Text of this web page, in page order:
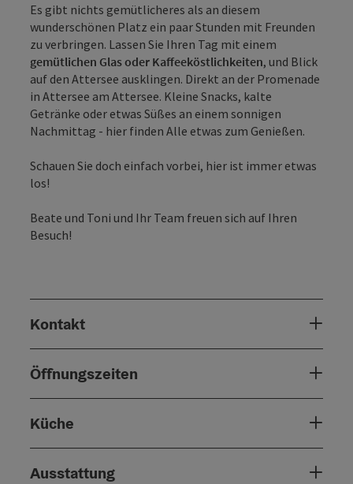
Es gibt nichts gemütlicheres als an diesem
wunderschönen Platz ein paar Stunden mit Freunden
zu verbringen. Lassen Sie Ihren Tag mit einem
gemütlichen Glas oder Kaffeeköstlichkeiten, und Blick
auf den Attersee ausklingen. Direkt an der Promenade
in Attersee am Attersee. Kleine Snacks, kalte
Getränke oder etwas Süßes an einem sonnigen
Nachmittag - hier finden Alle etwas zum Genießen.
Schauen Sie doch einfach vorbei, hier ist immer etwas
los!
Beate und Toni und Ihr Team freuen sich auf Ihren
Besuch!
Kontakt
Öffnungszeiten
Küche
Ausstattung